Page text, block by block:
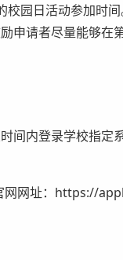
园日活动参加时
申请者尽量能够在
内登录学校指定
网址：https://